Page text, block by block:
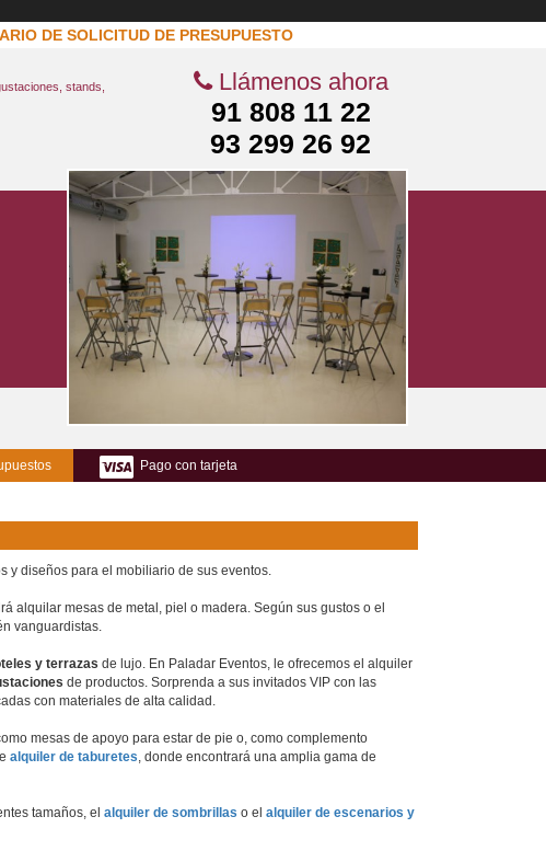
DE SOLICITUD DE PRESUPUESTO
stands,
Llámenos ahora
91 808 11 22
93 299 26 92
Pago con tarjeta
y diseños para el mobiliario de sus eventos.
alquilar mesas de metal, piel o madera. Según sus gustos o el
vanguardistas.
y terrazas de lujo. En Paladar Eventos, le ofrecemos el alquiler
de productos. Sorprenda a sus invitados VIP con las
con materiales de alta calidad.
mesas de apoyo para estar de pie o, como complemento
alquiler de taburetes, donde encontrará una amplia gama de
tamaños, el alquiler de sombrillas o el alquiler de escenarios y